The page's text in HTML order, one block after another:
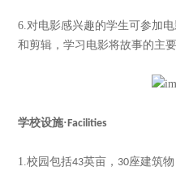
6. 对电影感兴趣的学生可参加
和剪辑，学习电影将故事的主
学校设施·Facilities
1.校园包括43英亩， 30座建筑